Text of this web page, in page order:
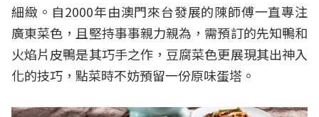
細緻。自2000年由澳門來台發展的陳師傅一直專注
廣東菜色，且堅持事事親力親為，需預訂的先知鴨和
火焰片皮鴨是其巧手之作，豆腐菜色更展現其出神入
化的技巧，點菜時不妨預留一份原味蛋塔。